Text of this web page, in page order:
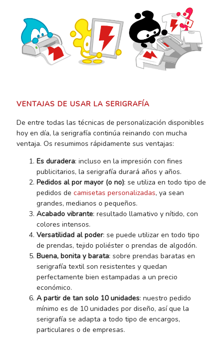
VENTAJAS DE USAR LA SERIGRAFÍA
De entre todas las técnicas de personalización disponibles
hoy en día, la serigrafía continúa reinando con mucha
ventaja. Os resumimos rápidamente sus ventajas:
Es duradera: incluso en la impresión con fines
publicitarios, la serigrafía durará años y años.
Pedidos al por mayor (o no): se utiliza en todo tipo de
pedidos de camisetas personalizadas, ya sean
grandes, medianos o pequeños.
Acabado vibrante: resultado llamativo y nítido, con
colores intensos.
Versatilidad al poder: se puede utilizar en todo tipo
de prendas, tejido poliéster o prendas de algodón.
Buena, bonita y barata: sobre prendas baratas en
serigrafía textil son resistentes y quedan
perfectamente bien estampadas a un precio
económico.
A partir de tan solo 10 unidades: nuestro pedido
mínimo es de 10 unidades por diseño, así que la
serigrafía se adapta a todo tipo de encargos,
particulares o de empresas.